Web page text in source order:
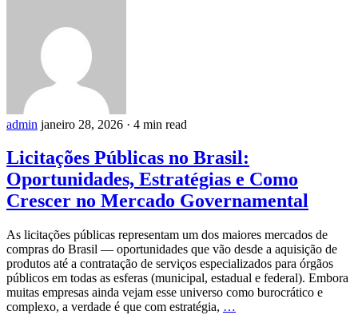
admin janeiro 28, 2026 · 4 min read
Licitações Públicas no Brasil:
Oportunidades, Estratégias e Como
Crescer no Mercado Governamental
As licitações públicas representam um dos maiores mercados de
compras do Brasil — oportunidades que vão desde a aquisição de
produtos até a contratação de serviços especializados para órgãos
públicos em todas as esferas (municipal, estadual e federal). Embora
muitas empresas ainda vejam esse universo como burocrático e
complexo, a verdade é que com estratégia, …